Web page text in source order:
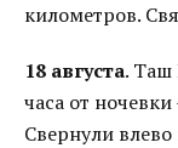
километров.
18 августа. Таш
часа от
Свернули